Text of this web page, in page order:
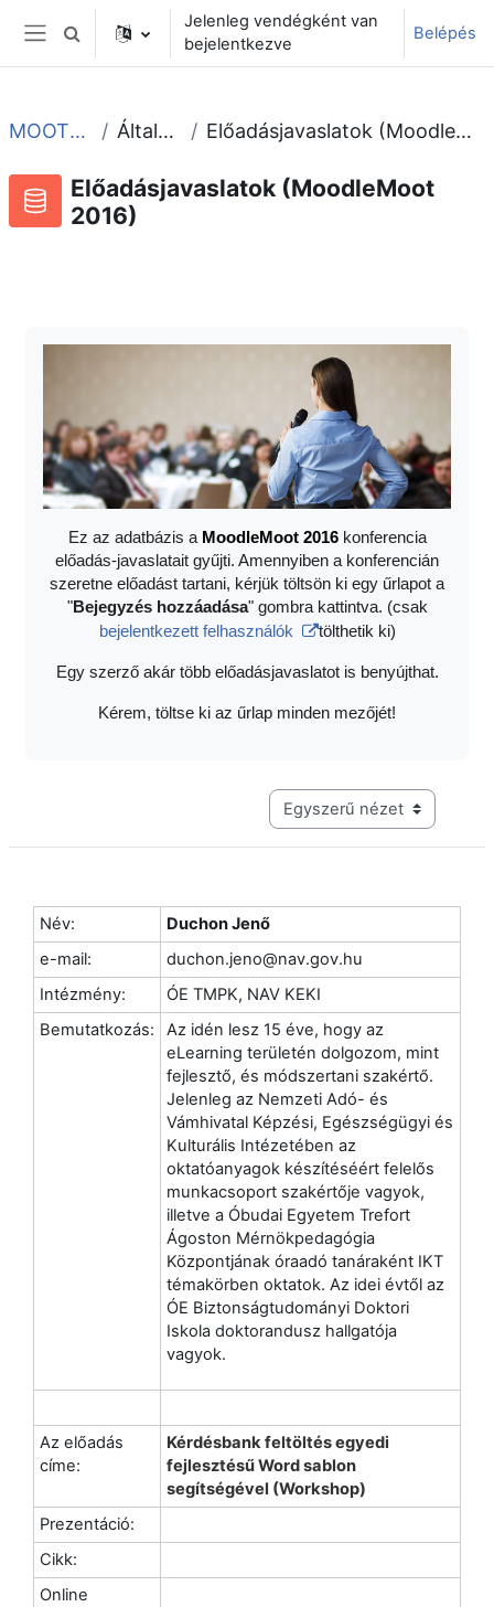
Tovább a fő tartalomhoz
Oldalpanel
Keresési bemeneti adatok váltása
Jelenleg vendégként van
bejelentkezve
Belépés
MOOT2016 Általános Előadásjavaslatok (MoodleMoot 2016)
Előadásjavaslatok (MoodleMoot
2016)
Ez az adatbázis a MoodleMoot 2016konferencia
előadás-javaslatait gyűjti. Amennyiben a konferencián
szeretne előadást tartani, kérjük töltsön ki egy űrlapot a
"Bejegyzés hozzáadása" gombra kattintva. (csak
bejelentkezett felhasználók
tölthetik ki)
Egy szerző akár több előadásjavaslatot is benyújthat.
Kérem, töltse ki az űrlap minden mezőjét!
Harmadik szintű navigáció
Név:
Duchon Jenő
e-mail:
duchon.jeno@nav.gov.hu
Intézmény:
ÓE TMPK, NAV KEKI
Bemutatkozás:
Az idén lesz 15 éve, hogy az
eLearning területén dolgozom, mint
fejlesztő, és módszertani szakértő.
Jelenleg az Nemzeti Adó- és
Vámhivatal Képzési, Egészségügyi és
Kulturális Intézetében az
oktatóanyagok készítéséért felelős
munkacsoport szakértője vagyok,
illetve a Óbudai Egyetem Trefort
Ágoston Mérnökpedagógia
Központjának óraadó tanáraként IKT
témakörben oktatok. Az idei évtől az
ÓE Biztonságtudományi Doktori
Iskola doktorandusz hallgatója
vagyok.
Az előadás
címe:
Kérdésbank feltöltés egyedi
fejlesztésű Word sablon
segítségével (Workshop)
Prezentáció:
Cikk:
Online